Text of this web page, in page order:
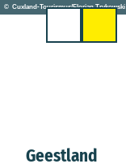
Z© Cuxland-Tourismus/Florian Trykowski
Geestland